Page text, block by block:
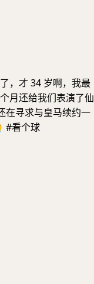
，才 34 岁啊，我最
月还给我们表演了仙
在寻求与皇马续约一
#看个球